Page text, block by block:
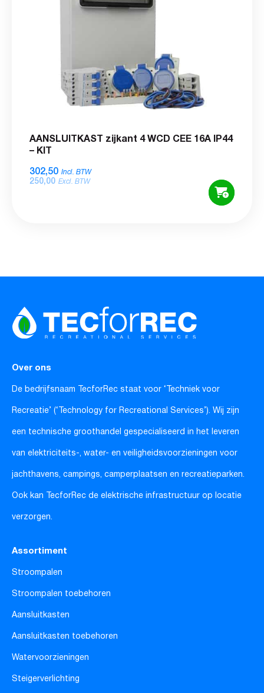
AANSLUITKAST zijkant 4 WCD CEE 16A IP44
– KIT
302,50 Incl. BTW
250,00 Excl. BTW
Over ons
De bedrijfsnaam TecforRec staat voor ‘Techniek voor
Recreatie’ (‘Technology for Recreational Services’). Wij zijn
een technische groothandel gespecialiseerd in het leveren
van elektriciteits-, water- en veiligheidsvoorzieningen voor
jachthavens, campings, camperplaatsen en recreatieparken.
Ook kan TecforRec de elektrische infrastructuur op locatie
verzorgen.
Assortiment
Stroompalen
Stroompalen toebehoren
Aansluitkasten
Aansluitkasten toebehoren
Watervoorzieningen
Steigerverlichting